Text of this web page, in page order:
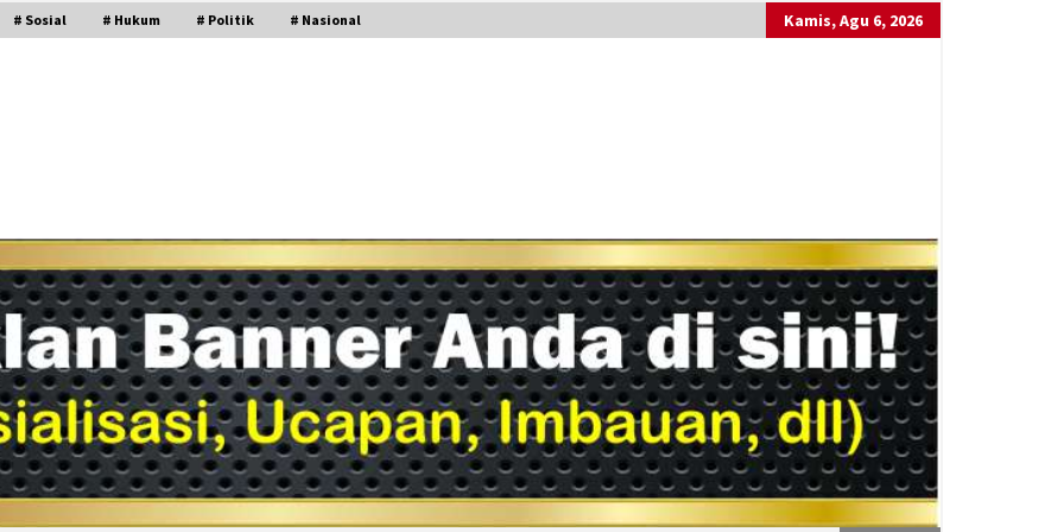
# Sosial # Hukum # Politik # Nasional Kamis, Agu 6, 2026